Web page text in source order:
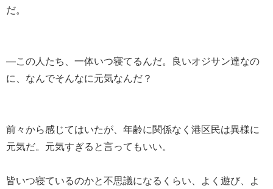
だ。
—この人たち、一体いつ寝てるんだ。良いオジサン達なの
に、なんでそんなに元気なんだ？
前々から感じてはいたが、年齢に関係なく港区民は異様に
元気だ。元気すぎると言ってもいい。
皆いつ寝ているのかと不思議になるくらい、よく遊び、よ